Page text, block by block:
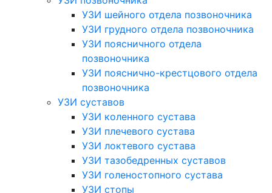
УЗИ шейного отдела позвоночника
УЗИ грудного отдела позвоночника
УЗИ поясничного отдела
позвоночника
УЗИ пояснично-крестцового отдела
позвоночника
УЗИ суставов
УЗИ коленного сустава
УЗИ плечевого сустава
УЗИ локтевого сустава
УЗИ тазобедренных суставов
УЗИ голеностопного сустава
УЗИ стопы